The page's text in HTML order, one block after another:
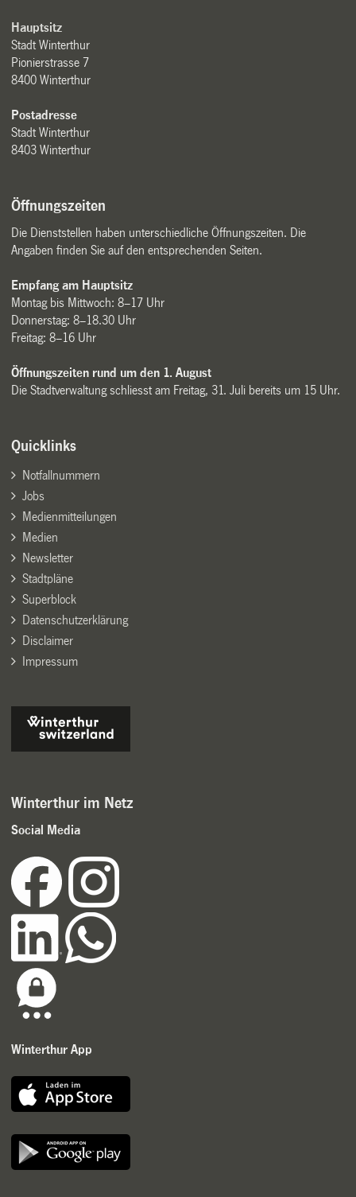
Hauptsitz
Stadt Winterthur
Pionierstrasse 7
8400 Winterthur
Postadresse
Stadt Winterthur
8403 Winterthur
Öffnungszeiten
Die Dienststellen haben unterschiedliche Öffnungszeiten. Die
Angaben finden Sie auf den entsprechenden Seiten.
Empfang am Hauptsitz
Montag bis Mittwoch: 8–17 Uhr
Donnerstag: 8–18.30 Uhr
Freitag: 8–16 Uhr
Öffnungszeiten rund um den 1. August
Die Stadtverwaltung schliesst am Freitag, 31. Juli bereits um 15 Uhr.
Quicklinks
Notfallnummern
Jobs
Medienmitteilungen
Medien
Newsletter
Stadtpläne
Superblock
Datenschutzerklärung
Disclaimer
Impressum
Winterthur im Netz
Social Media
Winterthur App